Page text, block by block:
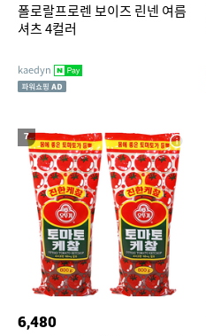
폴로랄프로렌 보이즈 린넨 여름
셔츠 4컬러
kaedyn
7
6,480